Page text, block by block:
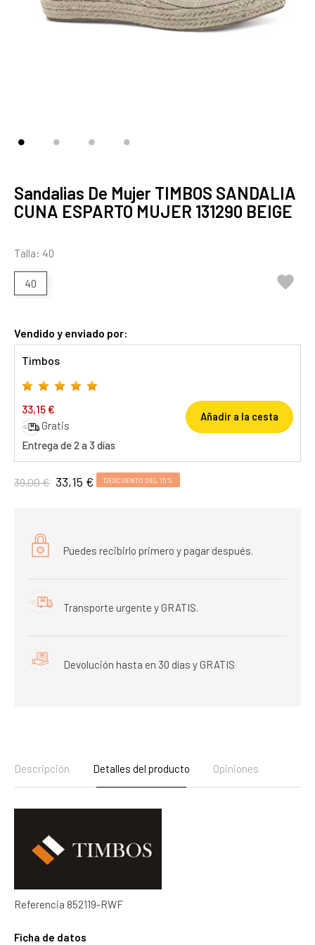
Sandalias De Mujer TIMBOS SANDALIA
CUNA ESPARTO MUJER 131290 BEIGE
Talla: 40
40 
Vendido y enviado por:
Timbos
33,15 €
Gratis
Entrega de 2 a 3 días
Añadir a la cesta
39,00 € 33,15 € DESCUENTO DEL 15%
Puedes recibirlo primero y pagar después.
Transporte urgente y GRATIS.
Devolución hasta en 30 días y GRATIS
Descripción Detalles del producto Opiniones
Referencia 852119-RWF
Ficha de datos